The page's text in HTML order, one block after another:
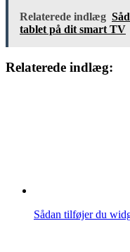
Relaterede indlæg
tablet på dit smart TV
Relaterede indlæg:
Sådan tilføjer du